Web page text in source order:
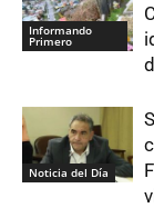
Informando
Primero
Noticia del Día